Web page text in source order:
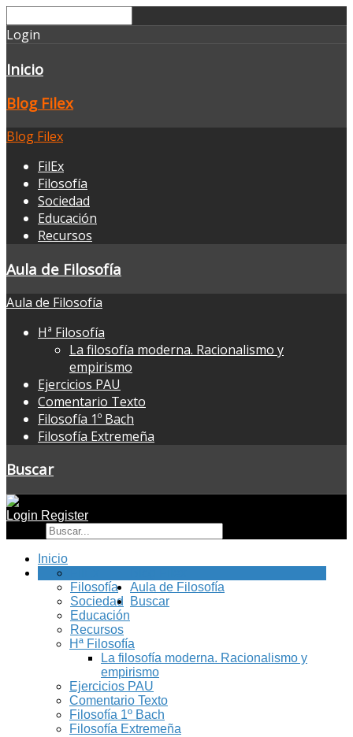
Login
Inicio
Blog Filex
Blog Filex
FilEx
Filosofía
Sociedad
Educación
Recursos
Aula de Filosofía
Aula de Filosofía
Hª Filosofía
La filosofía moderna. Racionalismo y
empirismo
Ejercicios PAU
Comentario Texto
Filosofía 1º Bach
Filosofía Extremeña
Buscar
Login Register
Inicio
Filosofía
Sociedad
Educación
Recursos
Aula de Filosofía
Hª Filosofía
La filosofía moderna. Racionalismo y
empirismo
Ejercicios PAU
Comentario Texto
Filosofía 1º Bach
Filosofía Extremeña
Buscar